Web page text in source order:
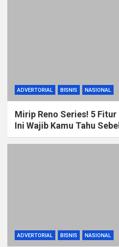
ADVERTORIAL BISNIS NASIONAL
Mirip Reno Series! 5 Fitur
Ini Wajib Kamu Tahu
ADVERTORIAL BISNIS NASIONAL